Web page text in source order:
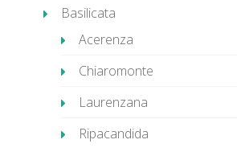
Basilicata
Acerenza
Chiaromonte
Laurenzana
Ripacandida